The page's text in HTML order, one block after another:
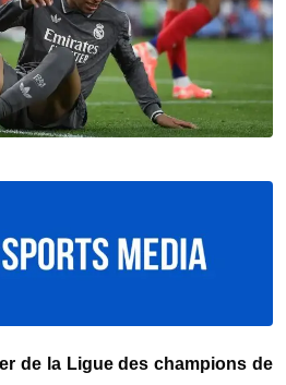
de la Ligue des champions de